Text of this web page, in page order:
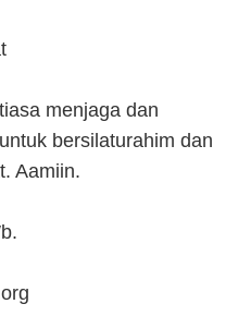
menjaga dan
bersilaturahim dan
Aamiin.